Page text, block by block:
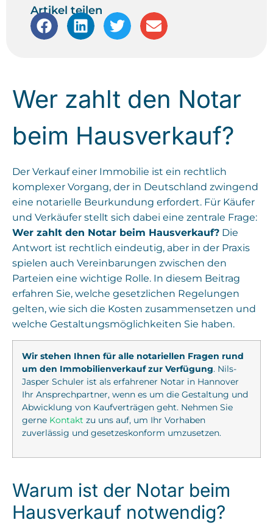
Artikel teilen
Wer zahlt den Notar
beim Hausverkauf?
Der Verkauf einer Immobilie ist ein rechtlich
komplexer Vorgang, der in Deutschland zwingend
eine notarielle Beurkundung erfordert. Für Käufer
und Verkäufer stellt sich dabei eine zentrale Frage:
Wer zahlt den Notar beim Hausverkauf? Die
Antwort ist rechtlich eindeutig, aber in der Praxis
spielen auch Vereinbarungen zwischen den
Parteien eine wichtige Rolle. In diesem Beitrag
erfahren Sie, welche gesetzlichen Regelungen
gelten, wie sich die Kosten zusammensetzen und
welche Gestaltungsmöglichkeiten Sie haben.
Wir stehen Ihnen für alle notariellen Fragen rund
um den Immobilienverkauf zur Verfügung. Nils-
Jasper Schuler ist als erfahrener Notar in Hannover
Ihr Ansprechpartner, wenn es um die Gestaltung und
Abwicklung von Kaufverträgen geht. Nehmen Sie
gerne Kontakt zu uns auf, um Ihr Vorhaben
zuverlässig und gesetzeskonform umzusetzen.
Warum ist der Notar beim
Hausverkauf notwendig?